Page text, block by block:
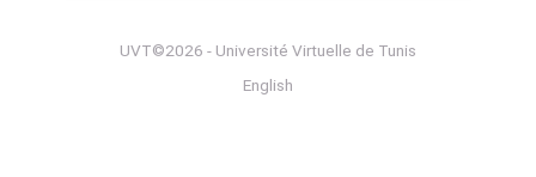
UVT©2026 - Université Virtuelle de Tunis
English